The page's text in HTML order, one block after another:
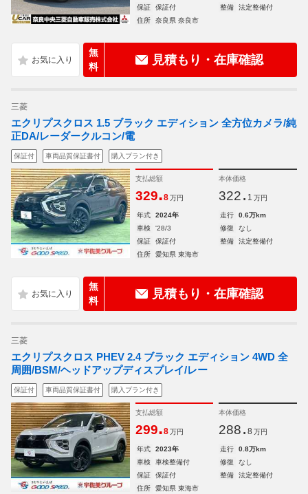
保証
保証付 整備
法定整備付
住所
奈良県 奈良市
無
料
見積もり・在庫確認
三菱
エクリプスクロス 1.5 ブラック エディション 全方位カメラ/純
正DA/レーダークルコン/電
保証付 車両品質保証書付 購入プラン付き
支払総額
329.8 万円
本体価格
322. 1 万円
年式 2024年 走行
0.6万km
車検
'28/3 修復
なし
保証
保証付 整備
法定整備付
住所
愛知県 東海市
無
料
見積もり・在庫確認
三菱
エクリプスクロス PHEV 2.4 ブラック エディション 4WD 全
周囲/BSM/ヘッドアップディスプレイ/レー
保証付 車両品質保証書付 購入プラン付き
支払総額
299.8 万円
本体価格
288. 8 万円
年式 2023年 走行
0.8万km
車検
車検整備付 修復
なし
保証
保証付 整備
法定整備付
住所
愛知県 東海市